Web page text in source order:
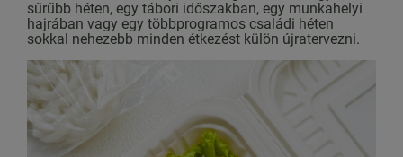
sűrűbb héten, egy tábori időszakban, egy munkahelyi
hajrában vagy egy többprogramos családi héten
sokkal nehezebb minden étkezést külön újratervezni.